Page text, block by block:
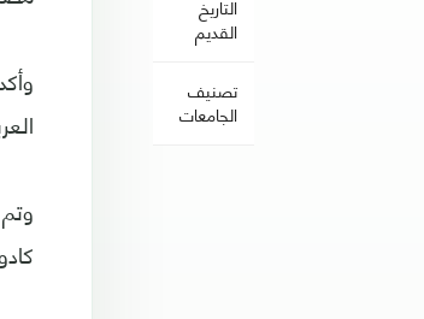
التاريخ
القديم
تصنيف
الجامعات